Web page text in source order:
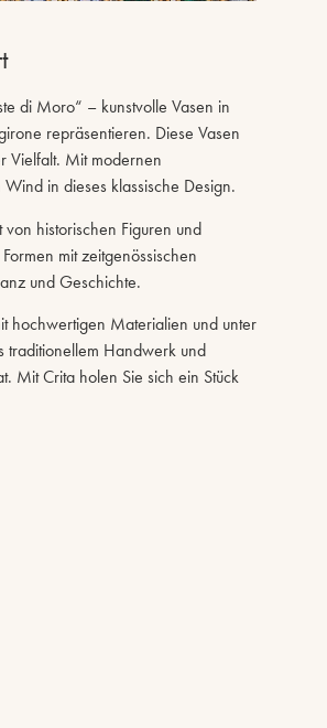
di Moro“ – kunstvolle Vasen in
repräsentieren. Diese Vasen
Vielfalt. Mit modernen
in dieses klassische Design.
historischen Figuren und
mit zeitgenössischen
und Geschichte.
hochwertigen Materialien und unter
traditionellem Handwerk und
Mit Crita holen Sie sich ein Stück